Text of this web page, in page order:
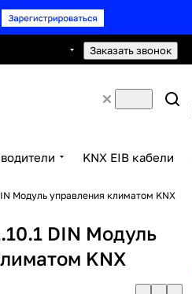
Заказать звонок
KNX EIB кабели
Модуль управления климатом KNX
DIN Модуль
KNX